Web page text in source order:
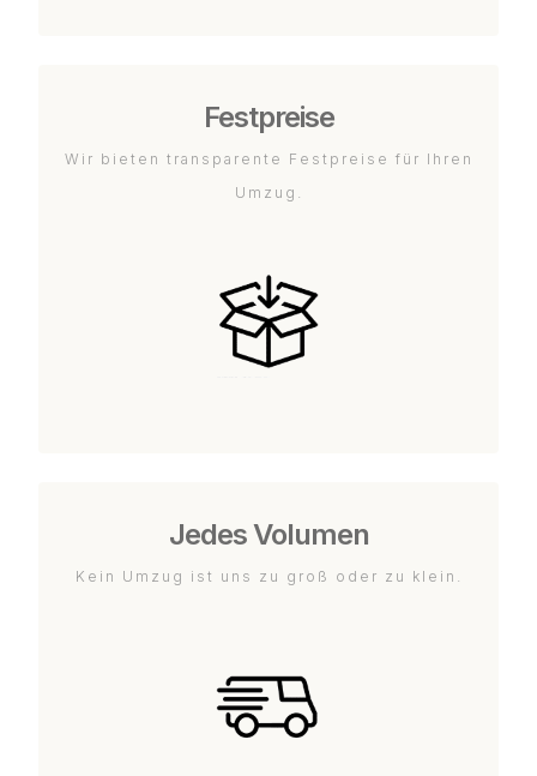
Festpreise
Wir bieten transparente Festpreise für Ihren
Umzug.
Jedes Volumen
Kein Umzug ist uns zu groß oder zu klein.